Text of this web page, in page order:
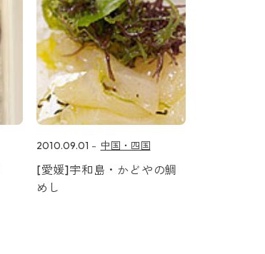
2010.09.01 中国・四国
[愛媛]宇和島・かどやの鯛
めし